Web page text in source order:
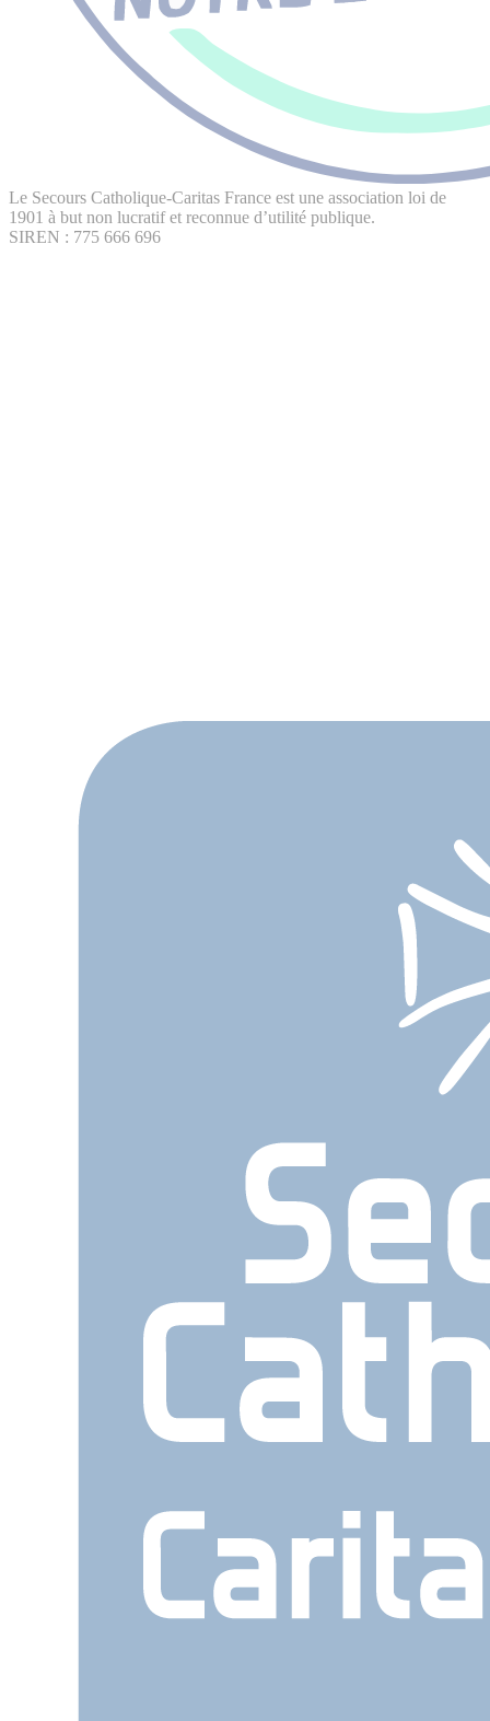
Le Secours Catholique-Caritas France est une association loi de
1901 à but non lucratif et reconnue d’utilité publique.
SIREN : 775 666 696